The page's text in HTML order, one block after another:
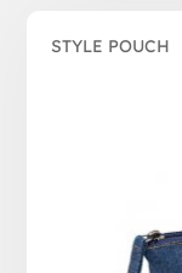
STYLE POUCH